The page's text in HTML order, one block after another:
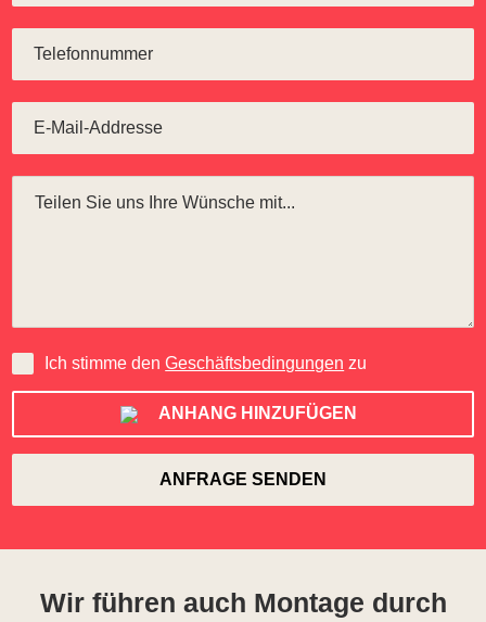
Ich stimme denGeschäftsbedingungen zu
ANHANG HINZUFÜGEN
Wir führen auch Montage durch